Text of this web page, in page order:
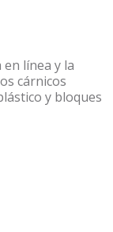
en línea y la
cárnicos
y bloques